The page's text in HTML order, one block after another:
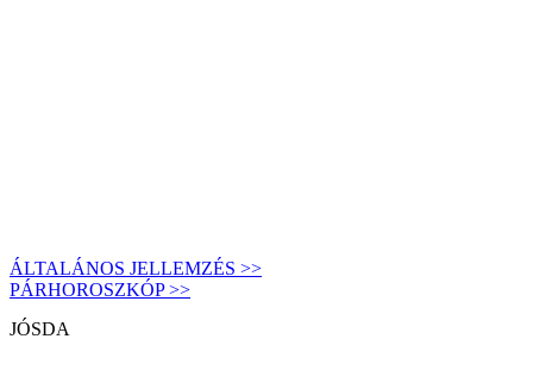
ÁLTALÁNOS JELLEMZÉS >>
PÁRHOROSZKÓP >>
JÓSDA